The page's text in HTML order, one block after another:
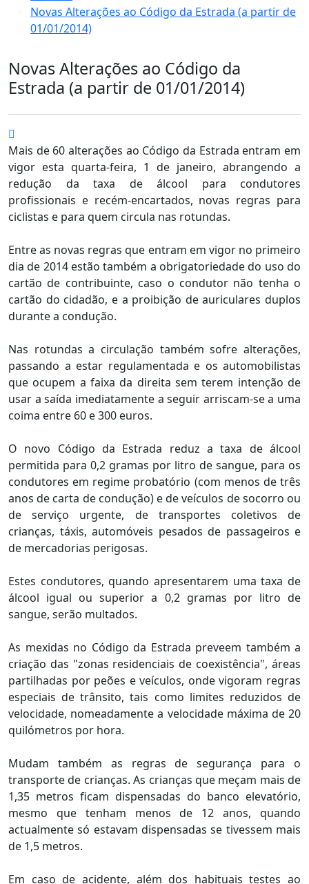
Novas Alterações ao Código da Estrada (a partir de
01/01/2014)
Novas Alterações ao Código da
Estrada (a partir de 01/01/2014)
Mais de 60 alterações ao Código da Estrada entram em
vigor esta quarta-feira, 1 de janeiro, abrangendo a
redução da taxa de álcool para condutores
profissionais e recém-encartados, novas regras para
ciclistas e para quem circula nas rotundas.
Entre as novas regras que entram em vigor no primeiro
dia de 2014 estão também a obrigatoriedade do uso do
cartão de contribuinte, caso o condutor não tenha o
cartão do cidadão, e a proibição de auriculares duplos
durante a condução.
Nas rotundas a circulação também sofre alterações,
passando a estar regulamentada e os automobilistas
que ocupem a faixa da direita sem terem intenção de
usar a saída imediatamente a seguir arriscam-se a uma
coima entre 60 e 300 euros.
O novo Código da Estrada reduz a taxa de álcool
permitida para 0,2 gramas por litro de sangue, para os
condutores em regime probatório (com menos de três
anos de carta de condução) e de veículos de socorro ou
de serviço urgente, de transportes coletivos de
crianças, táxis, automóveis pesados de passageiros e
de mercadorias perigosas.
Estes condutores, quando apresentarem uma taxa de
álcool igual ou superior a 0,2 gramas por litro de
sangue, serão multados.
As mexidas no Código da Estrada preveem também a
criação das "zonas residenciais de coexistência", áreas
partilhadas por peões e veículos, onde vigoram regras
especiais de trânsito, tais como limites reduzidos de
velocidade, nomeadamente a velocidade máxima de 20
quilómetros por hora.
Mudam também as regras de segurança para o
transporte de crianças. As crianças que meçam mais de
1,35 metros ficam dispensadas do banco elevatório,
mesmo que tenham menos de 12 anos, quando
actualmente só estavam dispensadas se tivessem mais
de 1,5 metros.
Em caso de acidente, além dos habituais testes ao